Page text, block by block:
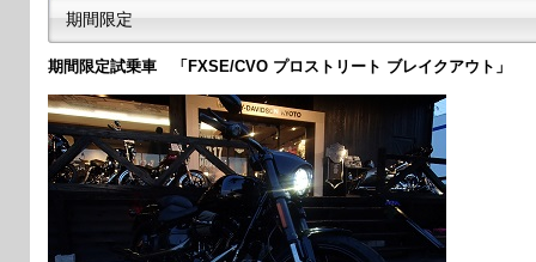
期間限定
期間限定試乗車 「FXSE/CVO プロストリート ブレイクアウト」